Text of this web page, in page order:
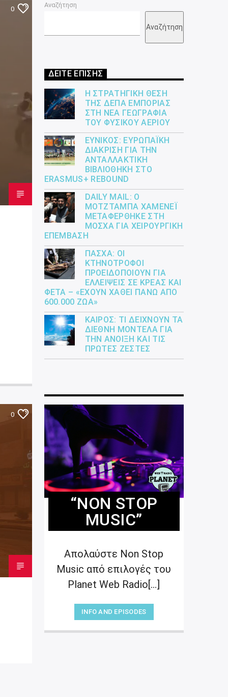
0
0
Αναζήτηση
Αναζήτηση
ΔΕΙΤΕ ΕΠΙΣΗΣ
Η ΣΤΡΑΤΗΓΙΚΉ ΘΈΣΗ
ΤΗΣ ΔΕΠΑ ΕΜΠΟΡΊΑΣ
ΣΤΗ ΝΈΑ ΓΕΩΓΡΑΦΊΑ
ΤΟΥ ΦΥΣΙΚΟΎ ΑΕΡΊΟΥ
ΕΎΝΙΚΟΣ: ΕΥΡΩΠΑΪΚΉ
ΔΙΆΚΡΙΣΗ ΓΙΑ ΤΗΝ
ΑΝΤΑΛΛΑΚΤΙΚΉ
ΒΙΒΛΙΟΘΉΚΗ ΣΤΟ
ERASMUS+ REBOUND
DAILY MAIL: Ο
ΜΟΤΖΤΆΜΠΑ ΧΑΜΕΝΕΪ́
ΜΕΤΑΦΈΡΘΗΚΕ ΣΤΗ
ΜΌΣΧΑ ΓΙΑ ΧΕΙΡΟΥΡΓΙΚΉ
ΕΠΈΜΒΑΣΗ
ΠΆΣΧΑ: ΟΙ
ΚΤΗΝΟΤΡΌΦΟΙ
ΠΡΟΕΙΔΟΠΟΙΟΎΝ ΓΙΑ
ΕΛΛΕΊΨΕΙΣ ΣΕ ΚΡΈΑΣ ΚΑΙ
ΦΈΤΑ – «ΈΧΟΥΝ ΧΑΘΕΊ ΠΆΝΩ ΑΠΌ
600.000 ΖΏΑ»
ΚΑΙΡΌΣ: ΤΙ ΔΕΊΧΝΟΥΝ ΤΑ
ΔΙΕΘΝΉ ΜΟΝΤΈΛΑ ΓΙΑ
ΤΗΝ ΆΝΟΙΞΗ ΚΑΙ ΤΙΣ
ΠΡΏΤΕΣ ΖΈΣΤΕΣ
“NON STOP
MUSIC”
Απολαύστε Non Stop
Music από επιλογές του
Planet Web Radio[...]
INFO AND EPISODES